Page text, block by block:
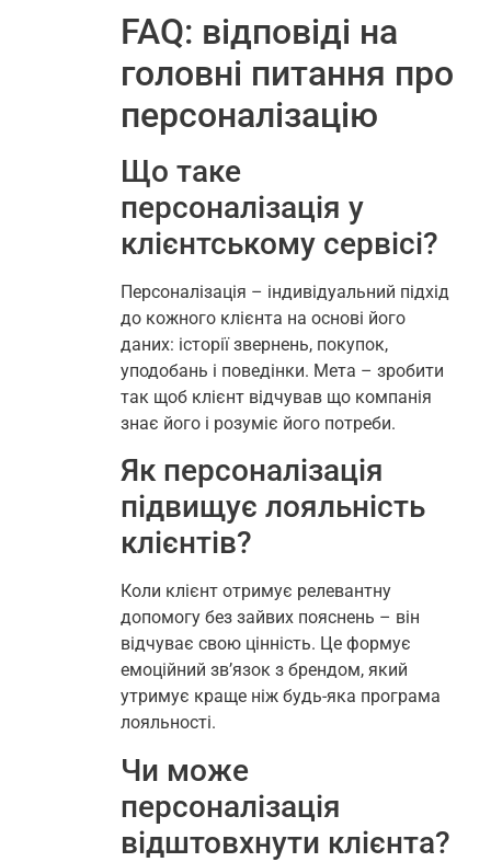
FAQ: відповіді на
головні питання про
персоналізацію
Що таке
персоналізація у
клієнтському сервісі?
Персоналізація – індивідуальний підхід
до кожного клієнта на основі його
даних: історії звернень, покупок,
уподобань і поведінки. Мета – зробити
так щоб клієнт відчував що компанія
знає його і розуміє його потреби.
Як персоналізація
підвищує лояльність
клієнтів?
Коли клієнт отримує релевантну
допомогу без зайвих пояснень – він
відчуває свою цінність. Це формує
емоційний зв’язок з брендом, який
утримує краще ніж будь-яка програма
лояльності.
Чи може
персоналізація
відштовхнути клієнта?